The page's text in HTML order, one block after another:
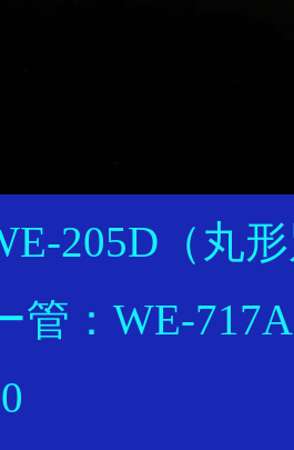
205D（丸
管：WE-717A